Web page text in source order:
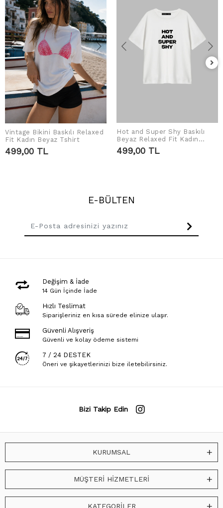
SEPETE EKLE
Vintage Bikini Baskılı Relaxed
Fit Kadın Beyaz Tshirt
499,00 TL
SEPETE EKLE
Hot and Super Shy Baskılı
Beyaz Relaxed Fit Kadın
Tshirt
499,00 TL
E-BÜLTEN
Değişim & İade
14 Gün İçinde İade
Hızlı Teslimat
Siparişleriniz en kısa sürede elinize ulaşır.
Güvenli Alışveriş
Güvenli ve kolay ödeme sistemi
7 / 24 DESTEK
Öneri ve şikayetlerinizi bize iletebilirsiniz.
Bizi Takip Edin
KURUMSAL
MÜŞTERİ HİZMETLERİ
KATEGORİLER